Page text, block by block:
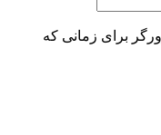
برای زمانی که